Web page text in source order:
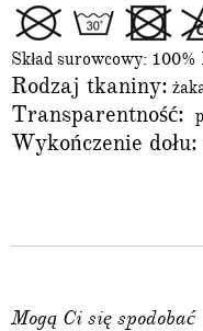
Skład surowcowy:
Rodzaj tkaniny:
Transparentność:
Wykończenie dołu:
Mogą Ci się spodobać